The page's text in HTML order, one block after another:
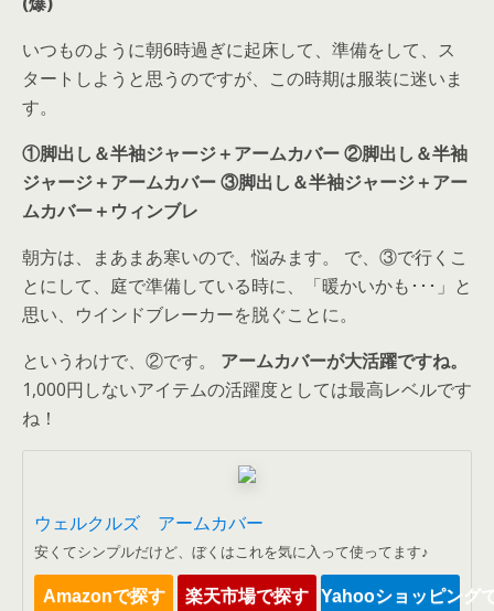
いつものように朝6時過ぎに起床して、準備をして、ス
タートしようと思うのですが、この時期は服装に迷いま
す。
①脚出し＆半袖ジャージ＋アームカバー②脚出し＆半袖
ジャージ＋アームカバー③脚出し＆半袖ジャージ＋アー
ムカバー＋ウィンブレ
朝方は、まあまあ寒いので、悩みます。 で、③で行くこ
とにして、庭で準備している時に、「暖かいかも･･･」と
思い、ウインドブレーカーを脱ぐことに。
というわけで、②です。 アームカバーが大活躍ですね。
1,000円しないアイテムの活躍度としては最高レベルです
ね！
ウェルクルズ アームカバー
安くてシンプルだけど、ぼくはこれを気に入って使ってます♪
Amazonで探す 楽天市場で探す Yahooショッピング